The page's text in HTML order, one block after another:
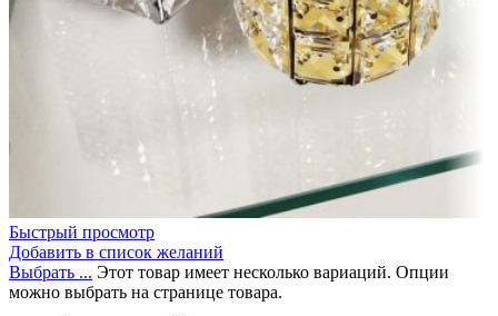
Быстрый просмотр
Добавить в список желаний
Выбрать ... Этот товар имеет несколько вариаций. Опции
можно выбрать на странице товара.